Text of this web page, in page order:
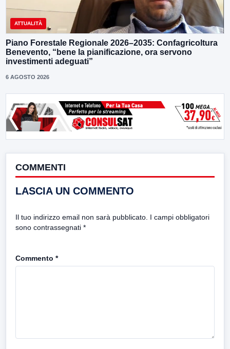
ATTUALITÀ
Piano Forestale Regionale 2026–2035: Confagricoltura
Benevento, “bene la pianificazione, ora servono
investimenti adeguati”
6 AGOSTO 2026
COMMENTI
LASCIA UN COMMENTO
Il tuo indirizzo email non sarà pubblicato. I campi obbligatori
sono contrassegnati *
Commento *